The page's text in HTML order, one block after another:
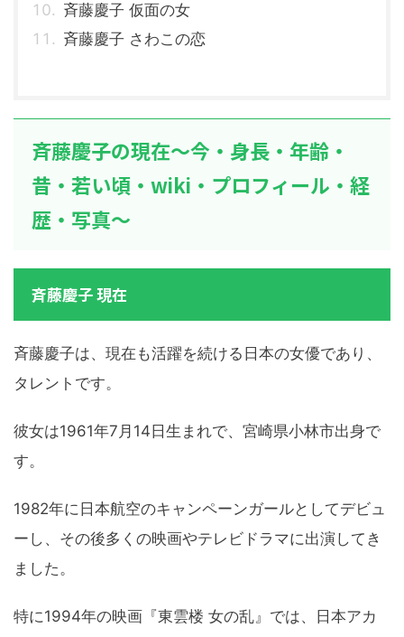
斉藤慶子 仮面の女
斉藤慶子 さわこの恋
斉藤慶子の現在～今・身長・年齢・
昔・若い頃・wiki・プロフィール・経
歴・写真～
斉藤慶子 現在
斉藤慶子は、現在も活躍を続ける日本の女優であり、
タレントです。
彼女は1961年7月14日生まれで、宮崎県小林市出身で
す。
1982年に日本航空のキャンペーンガールとしてデビュ
ーし、その後多くの映画やテレビドラマに出演してき
ました。
特に1994年の映画『東雲楼 女の乱』では、日本アカ